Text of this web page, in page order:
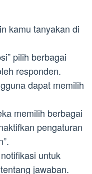
kamu tanyakan di
pilih berbagai
responden.
dapat memilih
memilih berbagai
pengaturan
untuk
jawaban.